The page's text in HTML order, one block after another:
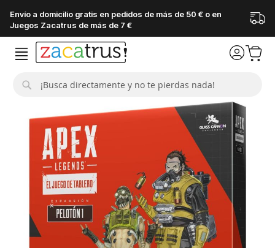
Envío a domicilio gratis en pedidos de más de 50 € o en
Juegos Zacatrus de más de 7 €
imágenes